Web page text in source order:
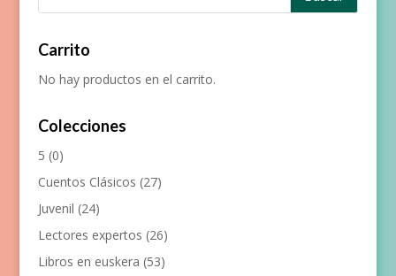
Carrito
No hay productos en el carrito.
Colecciones
5 (0)
Cuentos Clásicos (27)
Juvenil (24)
Lectores expertos (26)
Libros en euskera (53)